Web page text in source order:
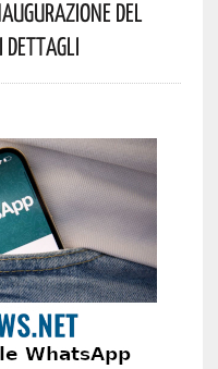
Del
Dettagli